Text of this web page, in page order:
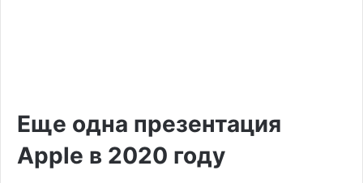
Еще одна презентация
Apple в 2020 году